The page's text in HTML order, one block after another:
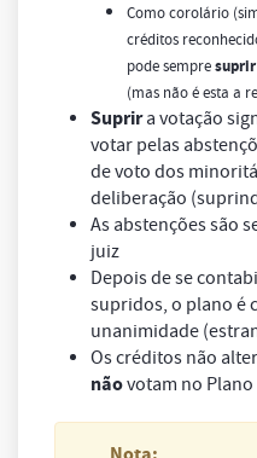
Como corolário
créditos
pode sempresuprir
(mas não é esta a
Suprira votação
votar pelas
de voto dos
deliberação
As abstenções são
juiz
Depois de se
supridos, o plano é
unanimidade
Os créditos não
nãovotam no Plano